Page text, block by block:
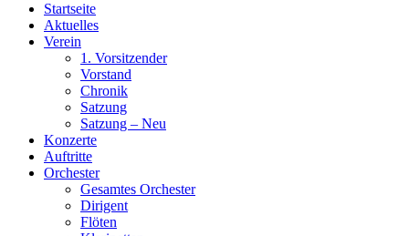
Startseite
Aktuelles
Verein
1. Vorsitzender
Vorstand
Chronik
Satzung
Satzung – Neu
Konzerte
Auftritte
Orchester
Gesamtes Orchester
Dirigent
Flöten